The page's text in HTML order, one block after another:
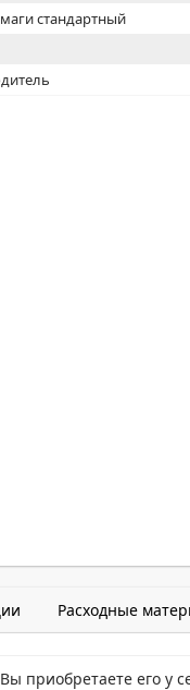
стандартный
Расходные
приобретаете его